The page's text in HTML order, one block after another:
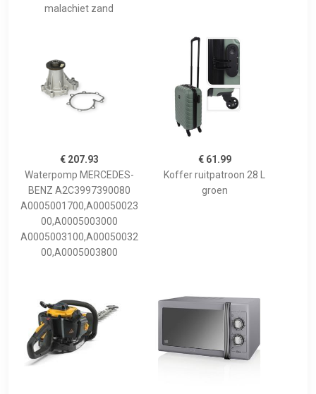
malachiet zand
€ 207.93
Waterpomp MERCEDES-
BENZ A2C3997390080
A0005001700,A00050023
00,A0005003000
A0005003100,A00050032
00,A0005003800
€ 61.99
Koffer ruitpatroon 28 L
groen